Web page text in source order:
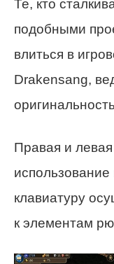
Те, кто
подобными
влиться в
Drakensang,
Правая и
клавиатуру
к элементам